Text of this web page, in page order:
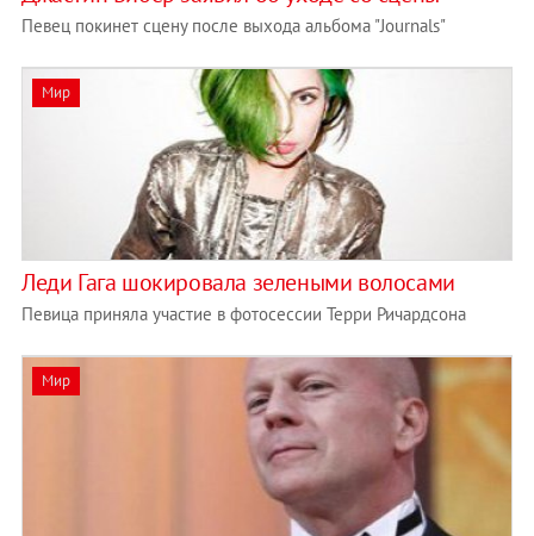
Певец покинет сцену после выхода альбома "Journals"
Мир
Леди Гага шокировала зелеными волосами
Певица приняла участие в фотосессии Терри Ричардсона
Мир